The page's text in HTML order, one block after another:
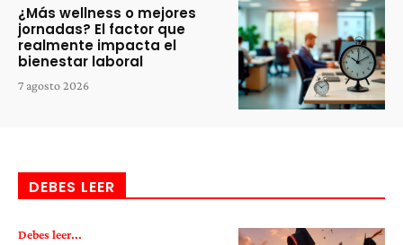
¿Más wellness o mejores
jornadas? El factor que
realmente impacta el
bienestar laboral
7 agosto 2026
DEBES LEER
Debes leer...